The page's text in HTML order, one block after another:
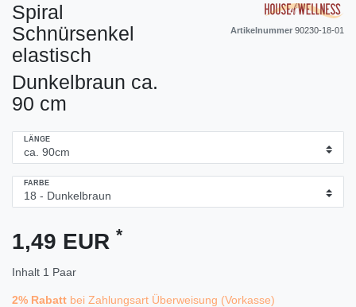
Spiral
Schnürsenkel
elastisch
Dunkelbraun ca.
90 cm
Artikelnummer 90230-18-01
LÄNGE
FARBE
1,49 EUR *
Inhalt 1 Paar
2% Rabatt bei Zahlungsart Überweisung (Vorkasse)